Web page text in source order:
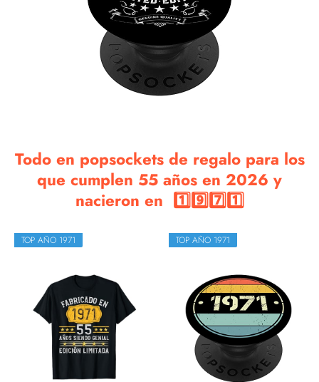
Todo en popsockets de regalo para los
que cumplen 55 años en 2026 y
nacieron en 1️⃣9️⃣7️⃣1️⃣
TOP AÑO 1971 TOP AÑO 1971